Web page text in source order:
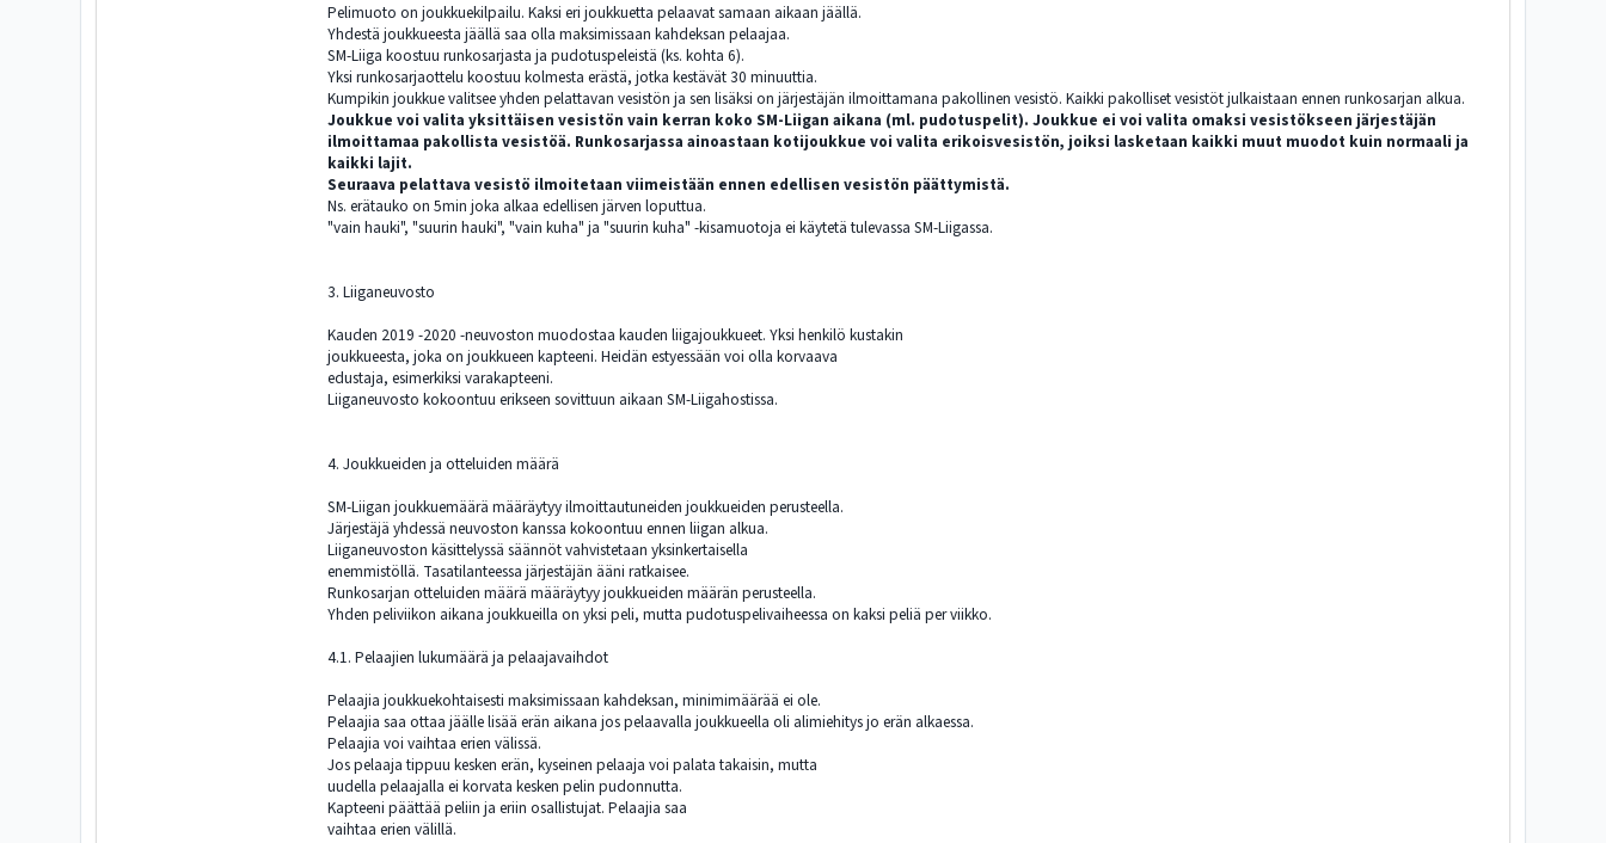
Pelimuoto on joukkuekilpailu. Kaksi eri joukkuetta pelaavat samaan aikaan jäällä.
Yhdestä joukkueesta jäällä saa olla maksimissaan kahdeksan pelaajaa.
SM-Liiga koostuu runkosarjasta ja pudotuspeleistä (ks. kohta 6).
Yksi runkosarjaottelu koostuu kolmesta erästä, jotka kestävät 30 minuuttia.
Kumpikin joukkue valitsee yhden pelattavan vesistön ja sen lisäksi on järjestäjän ilmoittamana pakollinen vesistö. Kaikki pakolliset vesistöt julkaistaan ennen runkosarjan alkua.
Joukkue voi valita yksittäisen vesistön vain kerran koko SM-Liigan aikana (ml. pudotuspelit). Joukkue ei voi valita omaksi vesistökseen järjestäjän
ilmoittamaa pakollista vesistöä. Runkosarjassa ainoastaan kotijoukkue voi valita erikoisvesistön, joiksi lasketaan kaikki muut muodot kuin normaali ja
kaikki lajit.
Seuraava pelattava vesistö ilmoitetaan viimeistään ennen edellisen vesistön päättymistä.
Ns. erätauko on 5min joka alkaa edellisen järven loputtua.
"vain hauki", "suurin hauki", "vain kuha" ja "suurin kuha" -kisamuotoja ei käytetä tulevassa SM-Liigassa.
3. Liiganeuvosto
Kauden 2019 -2020 -neuvoston muodostaa kauden liigajoukkueet. Yksi henkilö kustakin
joukkueesta, joka on joukkueen kapteeni. Heidän estyessään voi olla korvaava
edustaja, esimerkiksi varakapteeni.
Liiganeuvosto kokoontuu erikseen sovittuun aikaan SM-Liigahostissa.
4. Joukkueiden ja otteluiden määrä
SM-Liigan joukkuemäärä määräytyy ilmoittautuneiden joukkueiden perusteella.
Järjestäjä yhdessä neuvoston kanssa kokoontuu ennen liigan alkua.
Liiganeuvoston käsittelyssä säännöt vahvistetaan yksinkertaisella
enemmistöllä. Tasatilanteessa järjestäjän ääni ratkaisee.
Runkosarjan otteluiden määrä määräytyy joukkueiden määrän perusteella.
Yhden peliviikon aikana joukkueilla on yksi peli, mutta pudotuspelivaiheessa on kaksi peliä per viikko.
4.1. Pelaajien lukumäärä ja pelaajavaihdot
Pelaajia joukkuekohtaisesti maksimissaan kahdeksan, minimimäärää ei ole.
Pelaajia saa ottaa jäälle lisää erän aikana jos pelaavalla joukkueella oli alimiehitys jo erän alkaessa.
Pelaajia voi vaihtaa erien välissä.
Jos pelaaja tippuu kesken erän, kyseinen pelaaja voi palata takaisin, mutta
uudella pelaajalla ei korvata kesken pelin pudonnutta.
Kapteeni päättää peliin ja eriin osallistujat. Pelaajia saa
vaihtaa erien välillä.